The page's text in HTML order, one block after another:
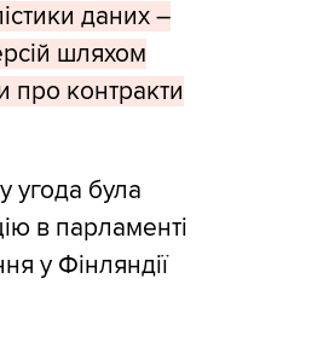
даних –
шляхом
про контракти
угода була
в парламенті
у Фінляндії